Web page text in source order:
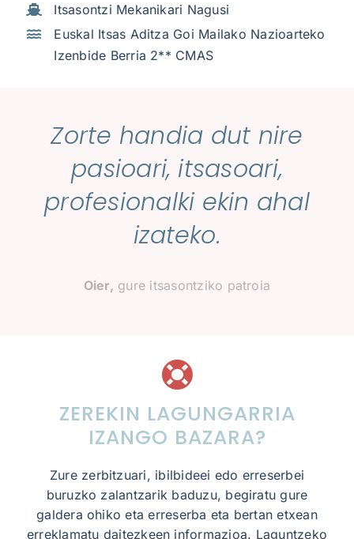
Itsasontzi Mekanikari Nagusi
Euskal Itsas Aditza Goi Mailako Nazioarteko
Izenbide Berria 2** CMAS
Zorte handia dut nire
pasioari, itsasoari,
profesionalki ekin ahal
izateko.
Oier, gure itsasontziko patroia
ZEREKIN LAGUNGARRIA
IZANGO BAZARA?
Zure zerbitzuari, ibilbideei edo erreserbei
buruzko zalantzarik baduzu, begiratu gure
galdera ohiko eta erreserba eta bertan etxean
erreklamatu daitezkeen informazioa. Laguntzeko